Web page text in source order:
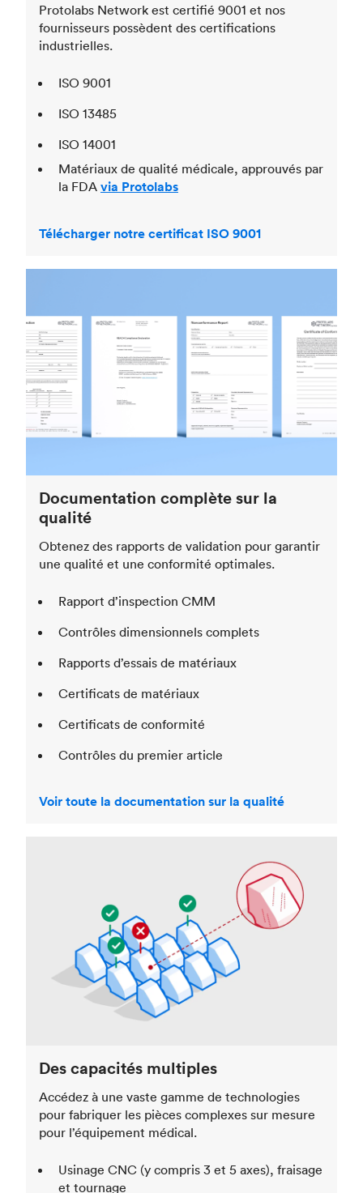
Protolabs Network est certifié 9001 et nos
fournisseurs possèdent des certifications
industrielles.
ISO 9001
ISO 13485
ISO 14001
Matériaux de qualité médicale, approuvés par
la FDA via Protolabs
Télécharger notre certificat ISO 9001
Documentation complète sur la
qualité
Obtenez des rapports de validation pour garantir
une qualité et une conformité optimales.
Rapport d’inspection CMM
Contrôles dimensionnels complets
Rapports d’essais de matériaux
Certificats de matériaux
Certificats de conformité
Contrôles du premier article
Voir toute la documentation sur la qualité
Des capacités multiples
Accédez à une vaste gamme de technologies
pour fabriquer les pièces complexes sur mesure
pour l’équipement médical.
Usinage CNC (y compris 3 et 5 axes), fraisage
et tournage